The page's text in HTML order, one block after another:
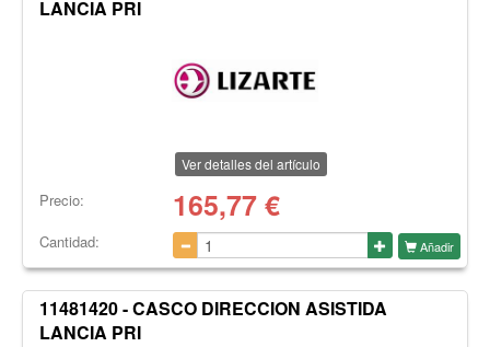
LANCIA PRI
Ver detalles del artículo
Precio: 165,77€
Cantidad: Añadir
11481420 - CASCO DIRECCION ASISTIDA
LANCIA PRI